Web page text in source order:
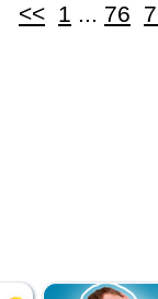
<< 1 ... 76